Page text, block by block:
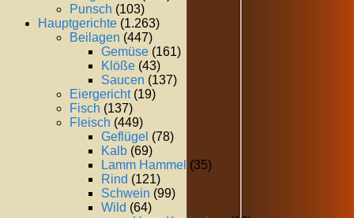
Punsch (103)
Hauptgerichte (1.263)
Beilagen (447)
Gemüse (161)
Klöße (43)
Saucen (137)
Eiergericht(19)
Fisch (137)
Fleisch (449)
Geflügel (78)
Kalb (69)
Lamm Hammel (35)
Rind (121)
Schwein (99)
Wild (64)